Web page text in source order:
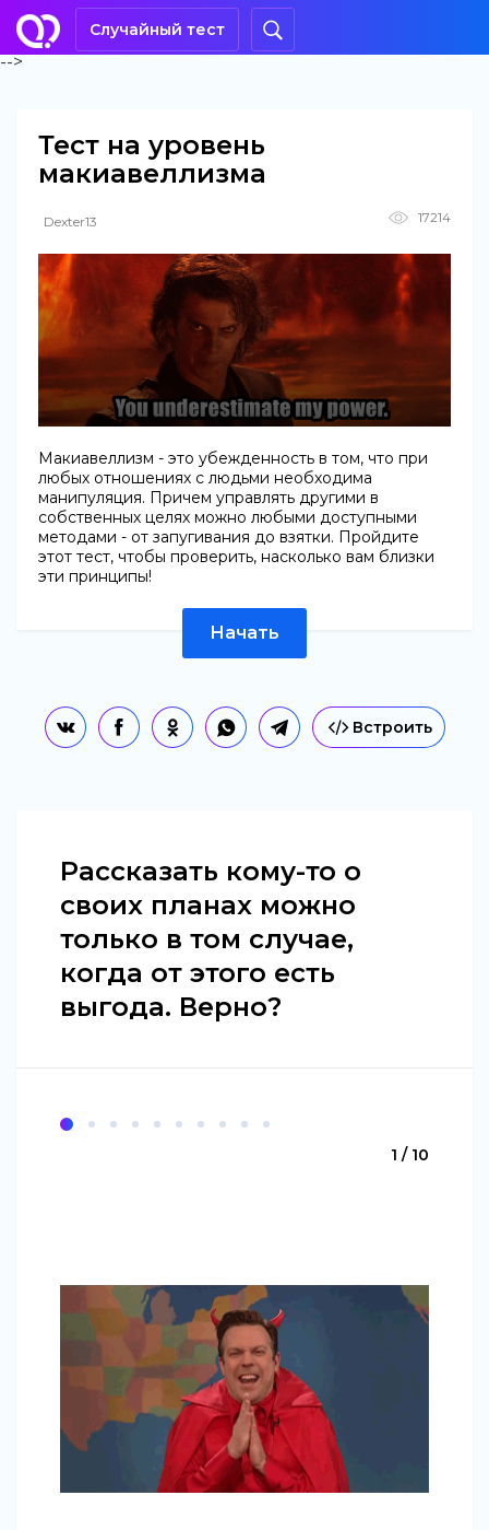
Случайный тест
-->
Тест на уровень
макиавеллизма
Dexter13 17214
Макиавеллизм - это убежденность в том, что при
любых отношениях с людьми необходима
манипуляция. Причем управлять другими в
собственных целях можно любыми доступными
методами - от запугивания до взятки. Пройдите
этот тест, чтобы проверить, насколько вам близки
эти принципы!
Начать
Встроить
Рассказать кому-то о
своих планах можно
только в том случае,
когда от этого есть
выгода. Верно?
1 / 10